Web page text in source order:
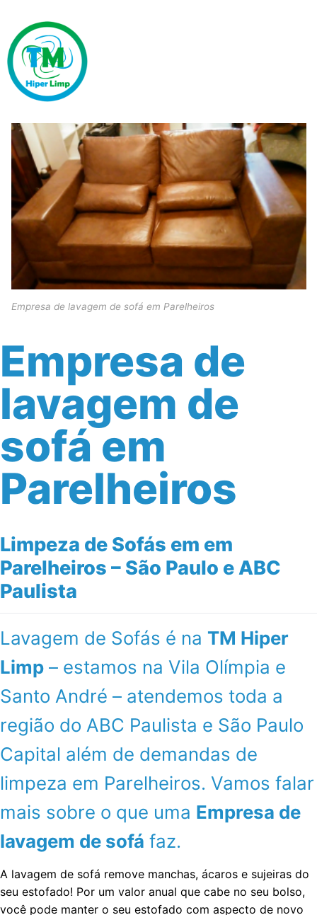
Empresa de lavagem de sofá em Parelheiros
Empresa de
lavagem de
sofá em
Parelheiros
Limpeza de Sofás em em
Parelheiros – São Paulo e ABC
Paulista
Lavagem de Sofás é na TM Hiper
Limp – estamos na Vila Olímpia e
Santo André – atendemos toda a
região do ABC Paulista e São Paulo
Capital além de demandas de
limpeza em Parelheiros. Vamos falar
mais sobre o que uma Empresa de
lavagem de sofá faz.
A lavagem de sofá remove manchas, ácaros e sujeiras do
seu estofado! Por um valor anual que cabe no seu bolso,
você pode manter o seu estofado com aspecto de novo